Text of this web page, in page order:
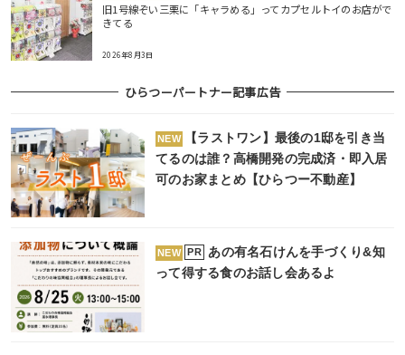
旧1号線ぞい三栗に「キャラめる」ってカプセルトイのお店がで
きてる
2026年8月3日
ひらつーパートナー記事広告
NEW
【ラストワン】最後の1邸を引き当
てるのは誰？高橋開発の完成済・即入居
可のお家まとめ【ひらつー不動産】
NEW PR
あの有名石けんを手づくり&知
って得する食のお話し会あるよ